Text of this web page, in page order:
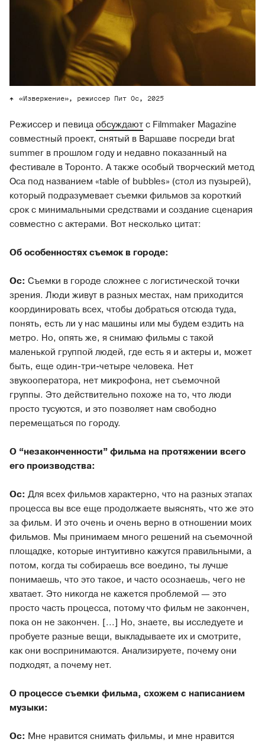
«Извержение», режиссер Пит Ос, 2025
Режиссер и певицаобсуждаютс Filmmaker Magazine
совместный проект, снятый в Варшаве посреди brat
summer в прошлом году и недавно показанный на
фестивале в Торонто. А также особый творческий метод
Оса под названием «table of bubbles» (стол из пузырей),
который подразумевает съемки фильмов за короткий
срок с минимальными средствами и создание сценария
совместно с актерами. Вот несколько цитат:
Об особенностях съемок в городе:
Ос: Съемки в городе сложнее с логистической точки
зрения. Люди живут в разных местах, нам приходится
координировать всех, чтобы добраться отсюда туда,
понять, есть ли у нас машины или мы будем ездить на
метро. Но, опять же, я снимаю фильмы с такой
маленькой группой людей, где есть я и актеры и, может
быть, еще один-три-четыре человека. Нет
звукооператора, нет микрофона, нет съемочной
группы. Это действительно похоже на то, что люди
просто тусуются, и это позволяет нам свободно
перемещаться по городу.
О “незаконченности” фильма на протяжении всего
его производства:
Ос: Для всех фильмов характерно, что на разных этапах
процесса вы все еще продолжаете выяснять, что же это
за фильм. И это очень и очень верно в отношении моих
фильмов. Мы принимаем много решений на съемочной
площадке, которые интуитивно кажутся правильными, а
потом, когда ты собираешь все воедино, ты лучше
понимаешь, что это такое, и часто осознаешь, чего не
хватает. Это никогда не кажется проблемой — это
просто часть процесса, потому что фильм не закончен,
пока он не закончен. [...] Но, знаете, вы исследуете и
пробуете разные вещи, выкладываете их и смотрите,
как они воспринимаются. Анализируете, почему они
подходят, а почему нет.
О процессе съемки фильма, схожем с написанием
музыки:
Ос: Мне нравится снимать фильмы, и мне нравится